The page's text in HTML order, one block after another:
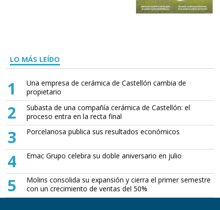
LO MÁS LEÍDO
1
Una empresa de cerámica de Castellón cambia de
propietario
2
Subasta de una compañía cerámica de Castellón: el
proceso entra en la recta final
3 Porcelanosa publica sus resultados económicos
4 Emac Grupo celebra su doble aniversario en julio
5
Molins consolida su expansión y cierra el primer semestre
con un crecimiento de ventas del 50%